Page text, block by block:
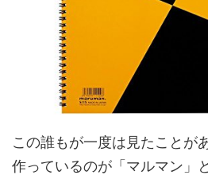
この誰もが一度は見たことが
作っているのが「マルマン」